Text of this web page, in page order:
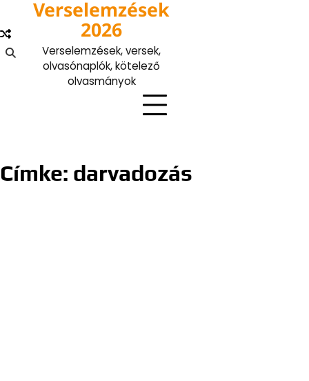
content
Verselemzések
2026
Verselemzések, versek,
olvasónaplók, kötelező
olvasmányok
Címke: darvadozás